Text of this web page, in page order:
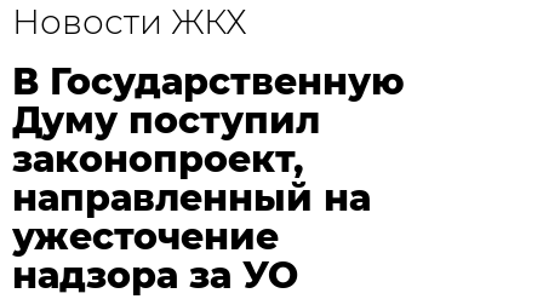
Новости ЖКХ
В Государственную
Думу поступил
законопроект,
направленный на
ужесточение
надзора за УО